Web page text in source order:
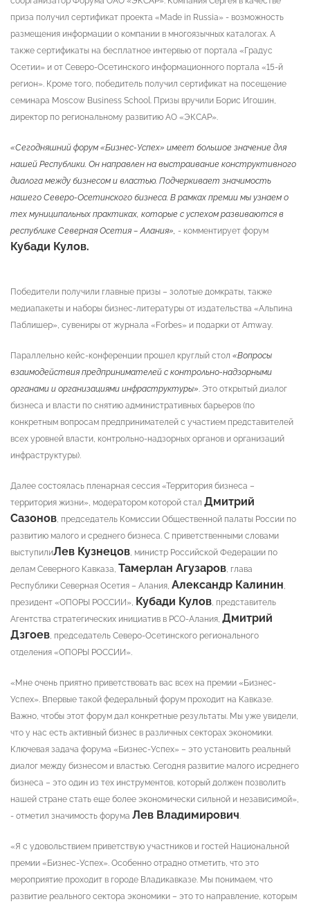
приза получил сертификат проекта «Made in Russia» - возможность
размещения информации о компании в многоязычных каталогах. А
также сертификаты на бесплатное интервью от портала «Градус
Осетии» и от Северо-Осетинского информационного портала «15-й
регион». Кроме того, победитель получил сертификат на посещение
семинара Moscow Business School. Призы вручили Борис Игошин,
директор по региональному развитию АО «ЭКСАР».
«Сегодняшний форум «Бизнес-Успех» имеет большое значение для
нашей Республики. Он направлен на выстраивание конструктивного
диалога между бизнесом и властью. Подчеркивает значимость
нашего Северо-Осетинского бизнеса. В рамках премии мы узнаем о
тех муниципальных практиках, которые с успехом развиваются в
республике Северная Осетия – Алания», - комментирует форум
Кубади Кулов.
Победители получили главные призы – золотые домкраты, также
медиапакеты и наборы бизнес-литературы от издательства «Альпина
Паблишер», сувениры от журнала «Forbes» и подарки от Amway.
Параллельно кейс-конференции прошел круглый стол «Вопросы
взаимодействия предпринимателей с контрольно-надзорными
органами и организациями инфраструктуры» . Это открытый диалог
бизнеса и власти по снятию административных барьеров (по
конкретным вопросам предпринимателей с участием представителей
всех уровней власти, контрольно-надзорных органов и организаций
инфраструктуры).
Далее состоялась пленарная сессия «Территория бизнеса –
территория жизни», модератором которой стал Дмитрий
Сазонов , председатель Комиссии Общественной палаты России по
развитию малого и среднего бизнеса. С приветственными словами
выступилиЛев Кузнецов , министр Российской Федерации по
делам Северного Кавказа, Тамерлан Агузаров , глава
Республики Северная Осетия – Алания, Александр Калинин
президент «ОПОРЫ РОССИИ», Кубади Кулов , представитель
Агентства стратегических инициатив в РСО-Алания, Дмитрий
Дзгоев , председатель Северо-Осетинского регионального
отделения «ОПОРЫ РОССИИ».
«Мне очень приятно приветствовать вас всех на премии «Бизнес-
Успех». Впервые такой федеральный форум проходит на Кавказе.
Важно, чтобы этот форум дал конкретные результаты. Мы уже увидели,
что у нас есть активный бизнес в различных секторах экономики.
Ключевая задача форума «Бизнес-Успех» – это установить реальный
диалог между бизнесом и властью. Сегодня развитие малого исреднего
бизнеса – это один из тех инструментов, который должен позволить
нашей стране стать еще более экономически сильной и независимой»,
- отметил значимость форума Лев Владимирович
«Я с удовольствием приветствую участников и гостей Национальной
премии «Бизнес-Успех». Особенно отрадно отметить, что это
мероприятие проходит в городе Владикавказе. Мы понимаем, что
развитие реального сектора экономики – это то направление, которым